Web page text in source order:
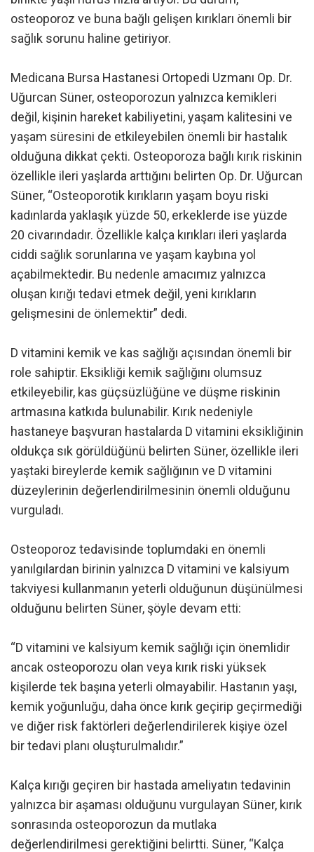
osteoporoz ve buna bağlı gelişen kırıkları önemli bir
sağlık sorunu haline getiriyor.
Medicana Bursa Hastanesi Ortopedi Uzmanı Op. Dr.
Uğurcan Süner, osteoporozun yalnızca kemikleri
değil, kişinin hareket kabiliyetini, yaşam kalitesini ve
yaşam süresini de etkileyebilen önemli bir hastalık
olduğuna dikkat çekti. Osteoporoza bağlı kırık riskinin
özellikle ileri yaşlarda arttığını belirten Op. Dr. Uğurcan
Süner, “Osteoporotik kırıkların yaşam boyu riski
kadınlarda yaklaşık yüzde 50, erkeklerde ise yüzde
20 civarındadır. Özellikle kalça kırıkları ileri yaşlarda
ciddi sağlık sorunlarına ve yaşam kaybına yol
açabilmektedir. Bu nedenle amacımız yalnızca
oluşan kırığı tedavi etmek değil, yeni kırıkların
gelişmesini de önlemektir” dedi.
D vitamini kemik ve kas sağlığı açısından önemli bir
role sahiptir. Eksikliği kemik sağlığını olumsuz
etkileyebilir, kas güçsüzlüğüne ve düşme riskinin
artmasına katkıda bulunabilir. Kırık nedeniyle
hastaneye başvuran hastalarda D vitamini eksikliğinin
oldukça sık görüldüğünü belirten Süner, özellikle ileri
yaştaki bireylerde kemik sağlığının ve D vitamini
düzeylerinin değerlendirilmesinin önemli olduğunu
vurguladı.
Osteoporoz tedavisinde toplumdaki en önemli
yanılgılardan birinin yalnızca D vitamini ve kalsiyum
takviyesi kullanmanın yeterli olduğunun düşünülmesi
olduğunu belirten Süner, şöyle devam etti:
“D vitamini ve kalsiyum kemik sağlığı için önemlidir
ancak osteoporozu olan veya kırık riski yüksek
kişilerde tek başına yeterli olmayabilir. Hastanın yaşı,
kemik yoğunluğu, daha önce kırık geçirip geçirmediği
ve diğer risk faktörleri değerlendirilerek kişiye özel
bir tedavi planı oluşturulmalıdır.”
Kalça kırığı geçiren bir hastada ameliyatın tedavinin
yalnızca bir aşaması olduğunu vurgulayan Süner, kırık
sonrasında osteoporozun da mutlaka
değerlendirilmesi gerektiğini belirtti. Süner, “Kalça